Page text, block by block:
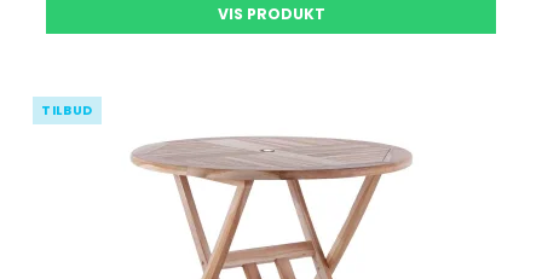
VIS PRODUKT
TILBUD